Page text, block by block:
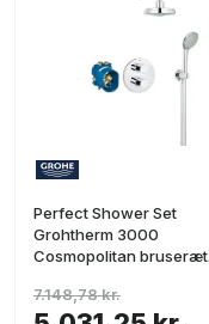
Perfect Shower Set
Grohtherm 3000
Cosmopolitan bruseræt
7.148,78 kr.